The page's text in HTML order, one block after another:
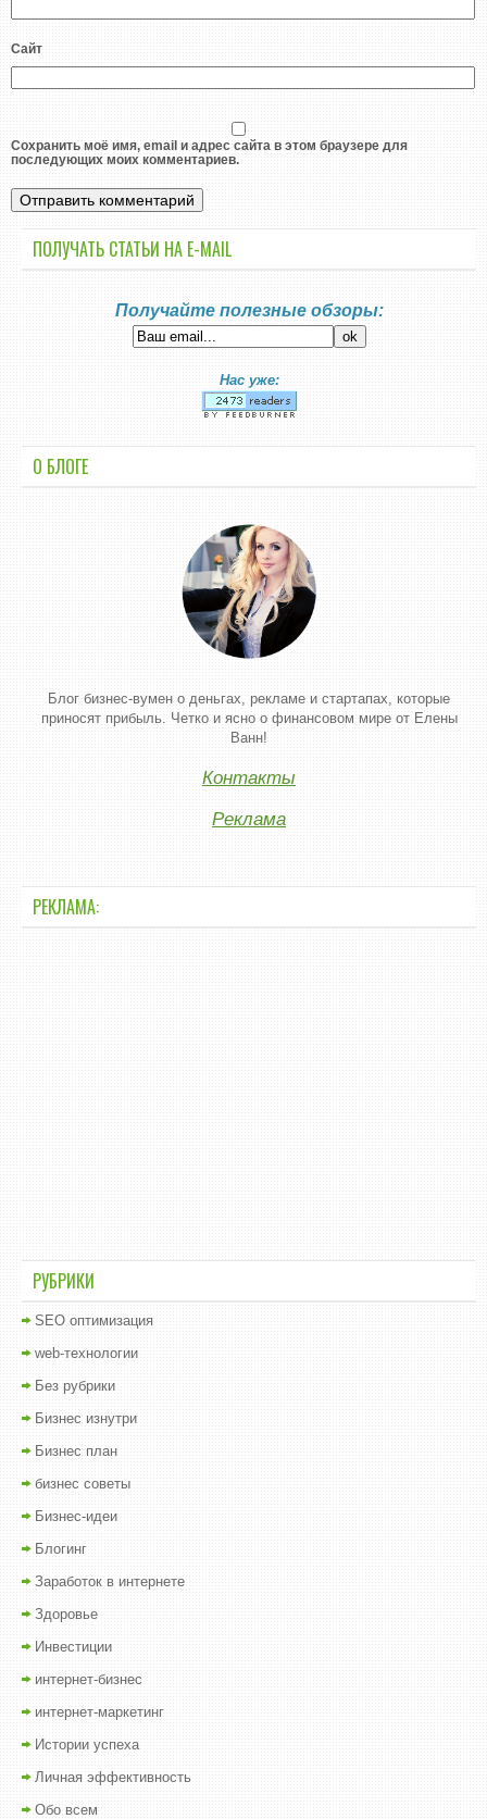
Сайт
Сохранить моё имя, email и адрес сайта в этом браузере для
последующих моих комментариев.
ПОЛУЧАТЬ СТАТЬИ НА E-MАIL
Получайте полезные обзоры:
Нас уже:
О БЛОГЕ
Блог бизнес-вумен о деньгах, рекламе и стартапах, которые
приносят прибыль. Четко и ясно о финансовом мире от Елены
Ванн!
Контакты
Реклама
РЕКЛАМА:
РУБРИКИ
SEO оптимизация
web-технологии
Без рубрики
Бизнес изнутри
Бизнес план
бизнес советы
Бизнес-идеи
Блогинг
Заработок в интернете
Здоровье
Инвестиции
интернет-бизнес
интернет-маркетинг
Истории успеха
Личная эффективность
Обо всем